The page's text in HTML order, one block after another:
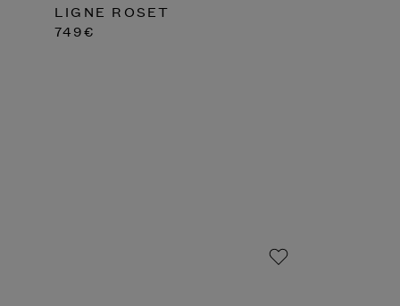
LIGNE ROSET
749€